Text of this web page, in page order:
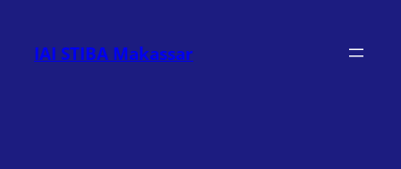
konten
IAI STIBA Makassar